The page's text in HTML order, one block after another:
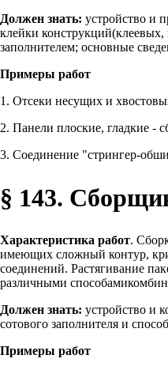
Должен знать: устройство и
клейки
заполнителем; основные
Примеры работ
1. Отсеки несущих и
2. Панели плоские, гладкие -
3. Соединение "стрингер-
§ 143.
Характеристика работ.
имеющих сложный контур,
соединений. Растягивание
различными
Должен знать: устройство и
сотового заполнителя и
Примеры работ